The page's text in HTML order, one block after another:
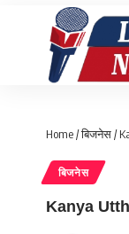
Home/बिजनेस/
बिजनेस
Kanya